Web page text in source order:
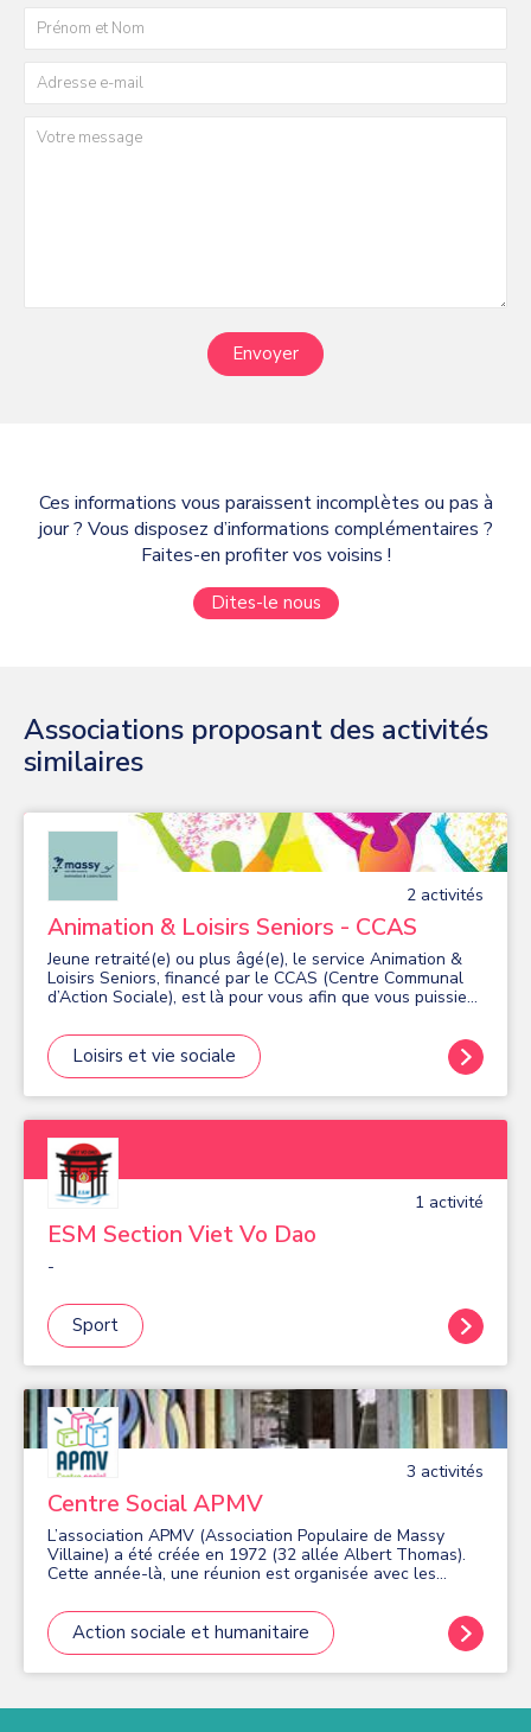
Envoyer
Ces informations vous paraissent incomplètes ou pas à
jour ? Vous disposez d’informations complémentaires ?
Faites-en profiter vos voisins !
Dites-le nous
Associations proposant des activités
similaires
2 activités
Animation & Loisirs Seniors - CCAS
Jeune retraité(e) ou plus âgé(e), le service Animation &
Loisirs Seniors, financé par le CCAS (Centre Communal
d’Action Sociale), est là pour vous afin que vous puissiez
longtemps possible, à une vie sociale riche, génératrice
de lien social et de convivialité. Pour répondre à vos
besoins les plus diversifiés, le Service Animation & Loisirs
Seniors met en place des activités visant à favoriser un
ensemble ! Certaines activités sont gratuites, d’autres
dépendent de votre quotient familial.
Loisirs et vie sociale
1 activité
ESM Section Viet Vo Dao
-
Sport
3 activités
Centre Social APMV
L’association APMV (Association Populaire de Massy
Villaine) a été créée en 1972 (32 allée Albert Thomas).
Cette année-là, une réunion est organisée avec les
synergie et de proposer aux gens de réfléchir à cette
question : « Que pourrait-on inventer de nouveau dans ce
quartier pour le rendre culturellement plus vivant ? C’est
ainsi qu’un groupe de volontaires, décident de s’unir et
premier président. La raison d'être de l'APMV : Elle porte
Action sociale et humanitaire